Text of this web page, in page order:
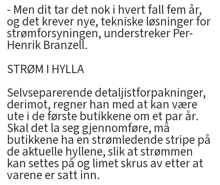
- Men dit tar det nok i hvert fall fem år,
og det krever nye, tekniske løsninger for
strømforsyningen, understreker Per-
Henrik Branzell.
STRØM I HYLLA
Selvseparerende detaljistforpakninger,
derimot, regner han med at kan være
ute i de første butikkene om et par år.
Skal det la seg gjennomføre, må
butikkene ha en strømledende stripe på
de aktuelle hyllene, slik at strømmen
kan settes på og limet skrus av etter at
varene er satt inn.